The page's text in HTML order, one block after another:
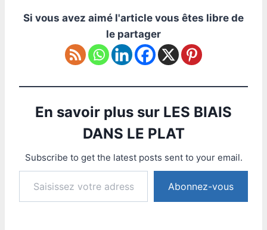
Si vous avez aimé l'article vous êtes libre de
le partager
En savoir plus sur LES BIAIS
DANS LE PLAT
Subscribe to get the latest posts sent to your email.
Saisissez votre adresse e-mail…
Abonnez-vous